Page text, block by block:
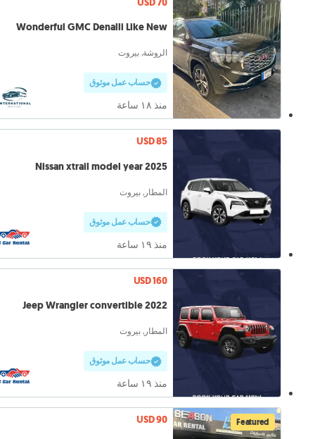
Wonderful GMC Denalli Like New
الروشة, بيروت
حساب عمل موثوق
منذ ١٨ ساعة
USD 85
Nissan xtrail model year 2025
المطار, بيروت
حساب عمل موثوق
منذ ١٩ ساعة
USD 160
Jeep Wrangler convertible 2022
المطار, بيروت
حساب عمل موثوق
منذ ١٩ ساعة
Featured
USD 90